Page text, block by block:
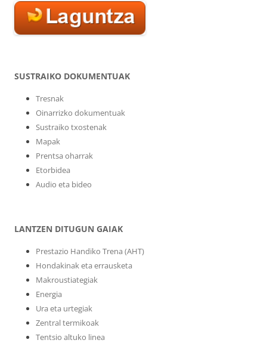
SUSTRAIKO DOKUMENTUAK
Tresnak
Oinarrizko dokumentuak
Sustraiko txostenak
Mapak
Prentsa oharrak
Etorbidea
Audio eta bideo
LANTZEN DITUGUN GAIAK
Prestazio Handiko Trena (AHT)
Hondakinak eta errausketa
Makroustiategiak
Energia
Ura eta urtegiak
Zentral termikoak
Tentsio altuko linea